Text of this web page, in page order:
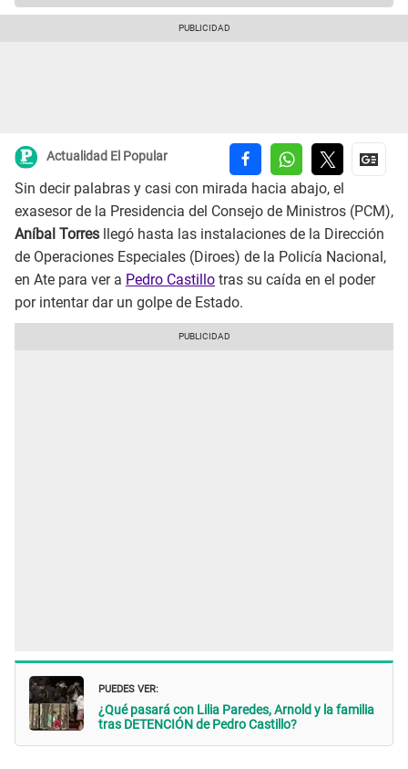
Actualidad El Popular
Sin decir palabras y casi con mirada hacia abajo, el
exasesor de la Presidencia del Consejo de Ministros (PCM),
Aníbal Torres llegó hasta las instalaciones de la Dirección
de Operaciones Especiales (Diroes) de la Policía Nacional,
en Ate para ver a Pedro Castillo tras su caída en el poder
por intentar dar un golpe de Estado.
PUEDES VER:
¿Qué pasará con Lilia Paredes, Arnold y la familia
tras DETENCIÓN de Pedro Castillo?